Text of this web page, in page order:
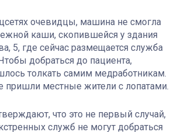
очевидцы, машина не смогла
каши, скопившейся у здания
5, где сейчас размещается служба
добраться до пациента,
толкать самим медработникам.
пришли местные жители с лопатами.
что это не первый случай,
служб не могут добраться